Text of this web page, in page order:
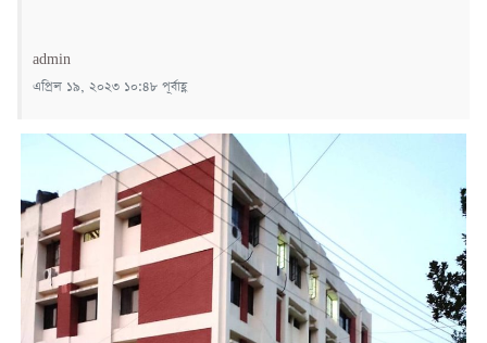
admin
এপ্রিল ১৯, ২০২৩ ১০:৪৮ পূর্বাহ্ণ